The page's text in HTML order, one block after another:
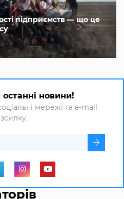
підприємств — що це
новини!
мережі та e-mail